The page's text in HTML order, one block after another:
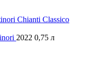
Chianti Classico
2022 0,75 л